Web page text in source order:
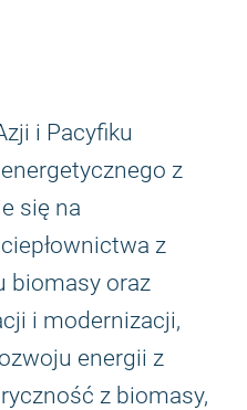
i Pacyfiku
z
się na
z
biomasy oraz
i modernizacji,
energii z
z biomasy,